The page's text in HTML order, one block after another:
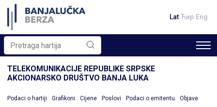
Lat Ћир Eng
TELEKOMUNIKACIJE REPUBLIKE SRPSKE
AKCIONARSKO DRUŠTVO BANJA LUKA
Podaci o hartiji Grafikoni Cijene Poslovi Podaci o emitentu
Objave